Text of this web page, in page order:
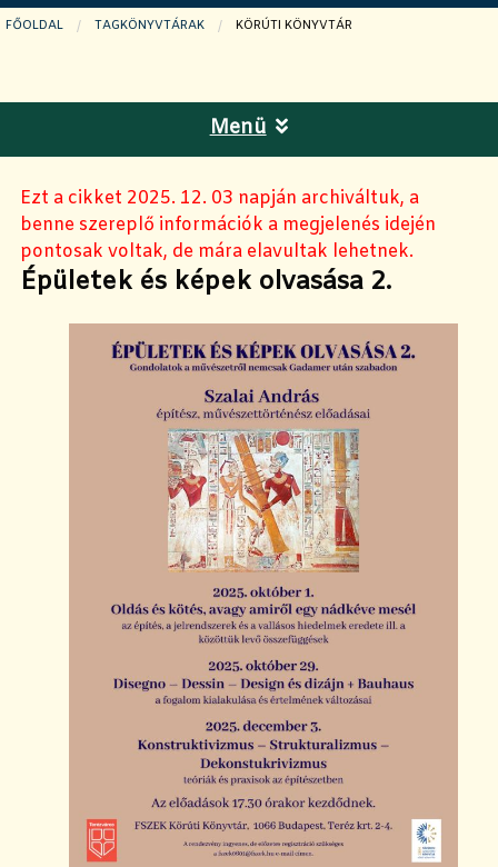
FŐOLDAL TAGKÖNYVTÁRAK JELENLEGI OLDAL:
KÖRÚTI KÖNYVTÁR
Menü
Ezt a cikket 2025. 12. 03 napján archiváltuk, a
benne szereplő információk a megjelenés idején
pontosak voltak, de mára elavultak lehetnek.
Épületek és képek olvasása 2.